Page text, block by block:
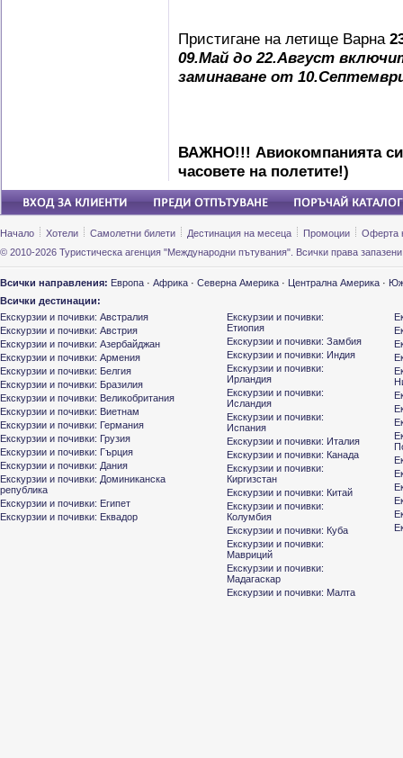
Пристигане на летище Варна
09.Май до 22.Август
заминаване от
ВАЖНО!!! Авиокомпанията си
часовете на полетите!)
Начало Хотели Самолетни билети Дестинация на месеца Промоции
Оферта
© 2010-2026 Туристическа агенция "Международни пътувания". Всички права
Всички направления: Европа · Африка · Северна Америка · Централна Америка ·
Всички дестинации:
Екскурзии и почивки: Австралия
Екскурзии и почивки: Австрия
Екскурзии и почивки: Азербайджан
Екскурзии и почивки: Армения
Екскурзии и почивки: Белгия
Екскурзии и почивки: Бразилия
Екскурзии и почивки: Великобритания
Екскурзии и почивки: Виетнам
Екскурзии и почивки: Германия
Екскурзии и почивки: Грузия
Екскурзии и почивки: Гърция
Екскурзии и почивки: Дания
Екскурзии и почивки: Доминиканска
република
Екскурзии и почивки: Египет
Екскурзии и почивки: Еквадор
Екскурзии и почивки:
Етиопия
Екскурзии и почивки: Замбия
Екскурзии и почивки: Индия
Екскурзии и почивки:
Ирландия
Екскурзии и почивки:
Исландия
Екскурзии и почивки:
Испания
Екскурзии и почивки: Италия
Екскурзии и почивки: Канада
Екскурзии и почивки:
Киргизстан
Екскурзии и почивки: Китай
Екскурзии и почивки:
Колумбия
Екскурзии и почивки: Куба
Екскурзии и почивки:
Мавриций
Екскурзии и почивки:
Мадагаскар
Екскурзии и почивки: Малта